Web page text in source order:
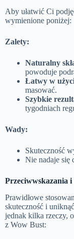
Aby ułatwić Ci
wymienione poniżej:
Zalety:
Naturalny
powoduje
Łatwy w
masować.
Szybkie
tygodniach
Wady:
Skuteczność
Nie nadaje się
Przeciwwskazania
Prawidłowe
skuteczność i
jednak kilka rzeczy,
z Wow Bust: